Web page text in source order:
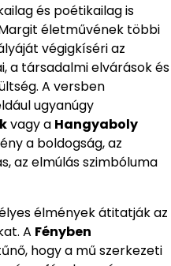
és poétikailag is
életművének többi
végigkíséri az
a társadalmi elvárások és
A versben
ugyanúgy
vagy a Hangyaboly
a boldogság, az
az elmúlás szimbóluma
élmények átitatják az
A Fényben
hogy a mű szerkezeti